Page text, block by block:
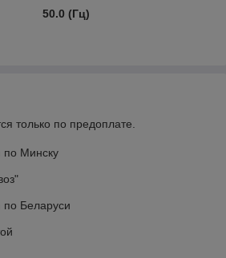
50.0 (Гц)
только по предоплате.
по Минску
по Беларуси